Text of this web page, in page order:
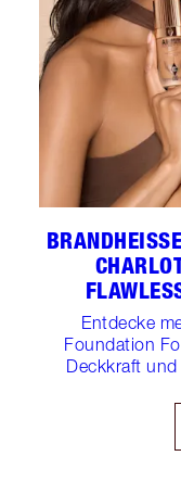
Entdecke
Foundation
Deckkraft